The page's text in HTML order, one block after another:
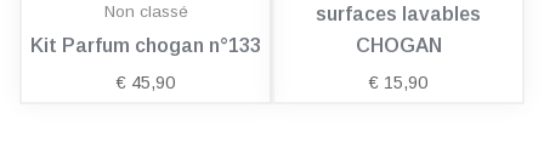
Non classé
Kit Parfum chogan n°133
€ 45,90
surfaces lavables
CHOGAN
€ 15,90